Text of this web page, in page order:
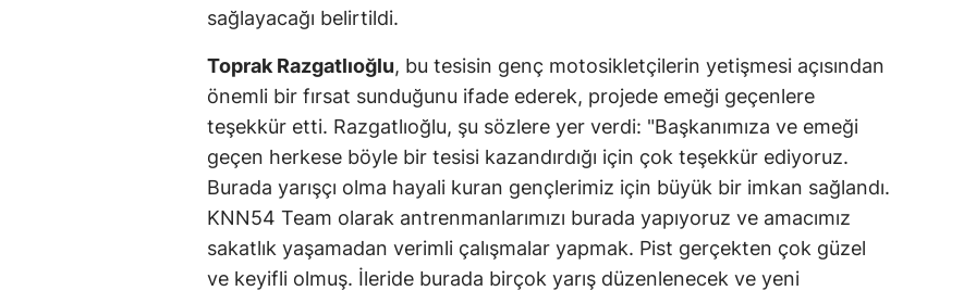
sağlayacağı belirtildi.
Toprak Razgatlıoğlu, bu tesisin genç motosikletçilerin yetişmesi açısından
önemli bir fırsat sunduğunu ifade ederek, projede emeği geçenlere
teşekkür etti. Razgatlıoğlu, şu sözlere yer verdi: "Başkanımıza ve emeği
geçen herkese böyle bir tesisi kazandırdığı için çok teşekkür ediyoruz.
Burada yarışçı olma hayali kuran gençlerimiz için büyük bir imkan sağlandı.
KNN54 Team olarak antrenmanlarımızı burada yapıyoruz ve amacımız
sakatlık yaşamadan verimli çalışmalar yapmak. Pist gerçekten çok güzel
ve keyifli olmuş. İleride burada birçok yarış düzenlenecek ve yeni